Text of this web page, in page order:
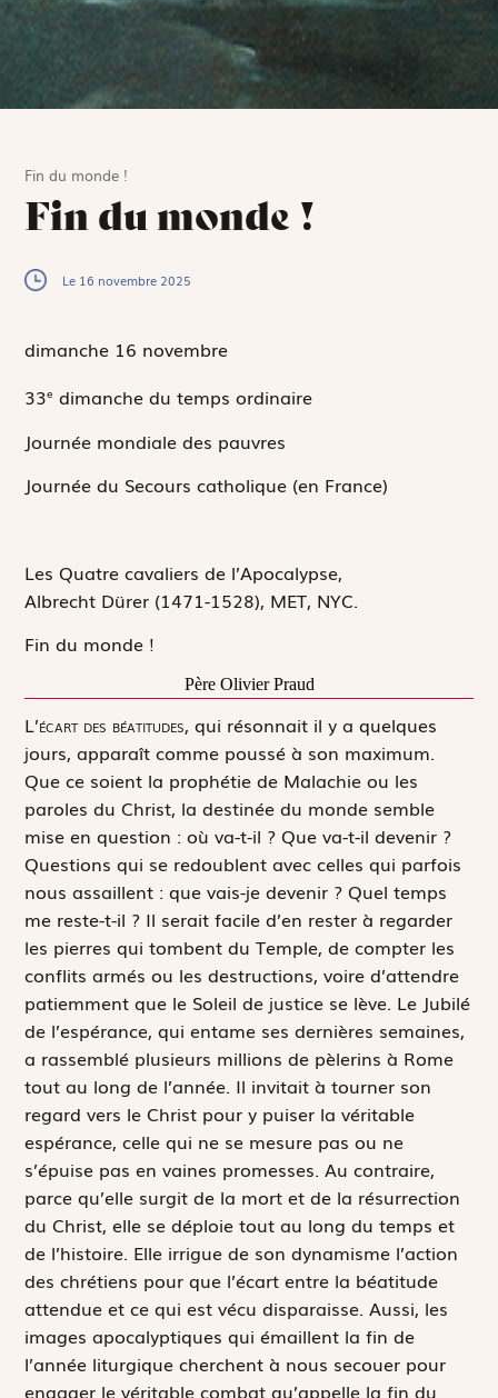
Fin du monde !
Fin du monde !
Le 16 novembre 2025
dimanche 16 novembre
33e dimanche du temps ordinaire
Journée mondiale des pauvres
Journée du Secours catholique (en France)
Les Quatre cavaliers de l’Apocalypse,
Albrecht Dürer (1471-1528), MET, NYC.
Fin du monde !
Père Olivier Praud
L’écart des béatitudes, qui résonnait il y a quelques
jours, apparaît comme poussé à son maximum.
Que ce soient la prophétie de Malachie ou les
paroles du Christ, la destinée du monde semble
mise en question : où va-t-il ? Que va-t-il devenir ?
Questions qui se redoublent avec celles qui parfois
nous assaillent : que vais-je devenir ? Quel temps
me reste-t-il ? Il serait facile d’en rester à regarder
les pierres qui tombent du Temple, de compter les
conflits armés ou les destructions, voire d’attendre
patiemment que le Soleil de justice se lève. Le Jubilé
de l’espérance, qui entame ses dernières semaines,
a rassemblé plusieurs millions de pèlerins à Rome
tout au long de l’année. Il invitait à tourner son
regard vers le Christ pour y puiser la véritable
espérance, celle qui ne se mesure pas ou ne
s’épuise pas en vaines promesses. Au contraire,
parce qu’elle surgit de la mort et de la résurrection
du Christ, elle se déploie tout au long du temps et
de l’histoire. Elle irrigue de son dynamisme l’action
des chrétiens pour que l’écart entre la béatitude
attendue et ce qui est vécu disparaisse. Aussi, les
images apocalyptiques qui émaillent la fin de
l’année liturgique cherchent à nous secouer pour
engager le véritable combat qu’appelle la fin du